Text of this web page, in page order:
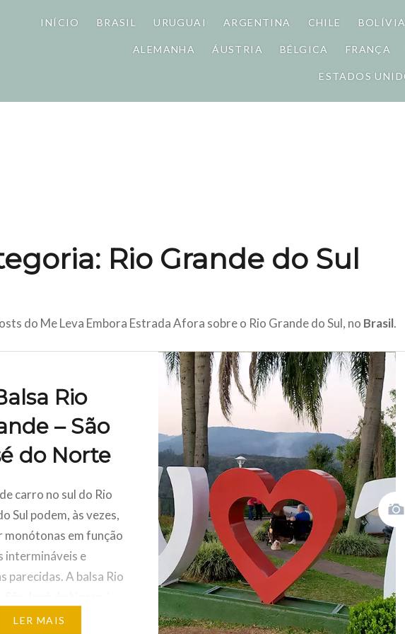
INÍCIO BRASIL URUGUAI ARGENTINA CHILE BOLÍVIA
ALEMANHA ÁUSTRIA BÉLGICA FRANÇA
ESTADOS
Rio Grande do Sul
do Me Leva Embora Estrada Afora sobre o Rio Grande do Sul, no Brasil.
Rio
– São
do Norte
carro no sul do Rio
Sul podem, às vezes,
monótonas em função
intermináveis e
parecidas. A balsa Rio
para quem quer
LER MAIS